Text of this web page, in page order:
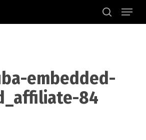
search
Menu
embedded-
84